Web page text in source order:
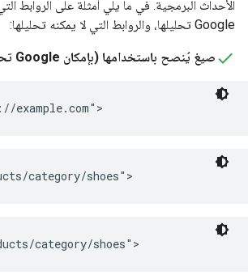
الأحداث البرمجية. في ما يلي أمثلة على الروابط
Google تحليلها، والروابط التي لا يمكنه تحليلها:
صيغ يُنصح باستخدامها (بإمكان Google تحليلها)
example.com">
category/shoes">
category/shoes">